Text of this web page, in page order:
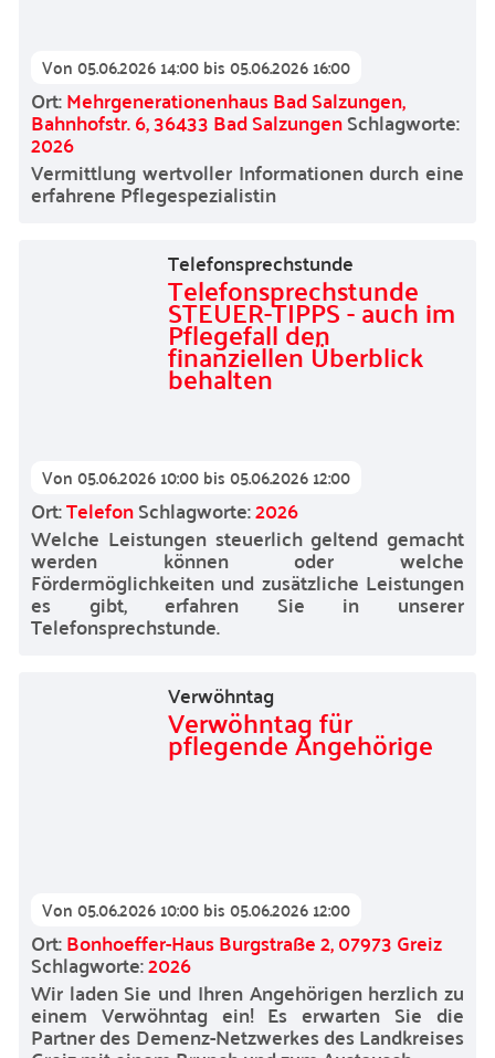
Von05.06.2026 14:00bis05.06.2026 16:00
Ort:Mehrgenerationenhaus Bad Salzungen,
Bahnhofstr. 6, 36433 Bad SalzungenSchlagworte:
2026
Vermittlung wertvoller Informationen durch eine
erfahrene Pflegespezialistin
Telefonsprechstunde
Telefonsprechstunde
STEUER-TIPPS - auch im
Pflegefall den
finanziellen Überblick
behalten
Von05.06.2026 10:00bis05.06.2026 12:00
Ort:TelefonSchlagworte:2026
Welche Leistungen steuerlich geltend gemacht
werden können oder welche
Fördermöglichkeiten und zusätzliche Leistungen
es gibt, erfahren Sie in unserer
Telefonsprechstunde.
Verwöhntag
Verwöhntag für
pflegende Angehörige
Von05.06.2026 10:00bis05.06.2026 12:00
Ort:Bonhoeffer-Haus Burgstraße 2, 07973 Greiz
Schlagworte:2026
Wir laden Sie und Ihren Angehörigen herzlich zu
einem Verwöhntag ein! Es erwarten Sie die
Partner des Demenz-Netzwerkes des Landkreises